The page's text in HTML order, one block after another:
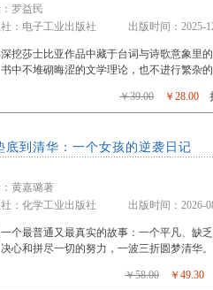
罗益民
社：电子工业出版社 出版时间：2025-
挖莎士比亚作品中藏于台词与诗歌意象里
中不堆砌晦涩的文学理论，也不进行繁杂
￥39.00 ￥28.00
底到清华：一个女孩的逆袭日记
黄嘉璐著
社：化学工业出版社 出版时间：2026-
个最普通又最真实的故事：一个平凡、缺
心和拼尽一切的努力，一波三折圆梦清华
￥58.00 ￥49.30